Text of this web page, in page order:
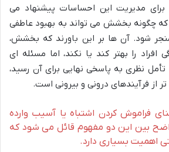
برای مدیریت این احساسات پیشنهاد می
چگونه بخشش می تواند به بهبود عاطفی
شود. آن ها بر این باورند که بخشش،
را بهتر کند یا نکند، اما مسئله ای
تأمل نظری به پاسخی نهایی برای آن رسید،
از فرآیندهای درونی و بیرونی است.
فراموش کردن اشتباه یا آسیب وارده
بین این دو مفهوم قائل می شود که
اهمیت بسیاری دارد.